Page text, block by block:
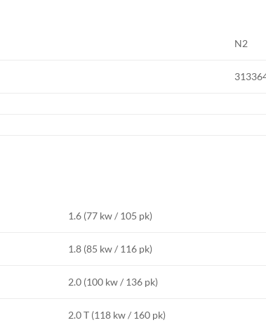
N2
1.6 (77 kw / 105 pk)
1.8 (85 kw / 116 pk)
2.0 (100 kw / 136 pk)
2.0 T (118 kw / 160 pk)